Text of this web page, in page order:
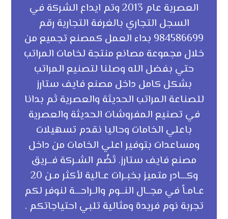
العصرية عام 2013 وتم ايداع الشركة في
السجل التجاري بالغرفة التجارية رقم
984586699 بداء العمل كمصنع تجميع من
خلال مجموعة مصانع منتجة لخامات المراتب
حتي بفضل الله وصلنا لتصنيع المراتب
بشكل كامل داخل مصنع فايف ستارز
للصناعة المراتب الحديثة والعصرية ثم بدانا
في تصنيع المفروشات الحديثة والعصرية
باعلي الخامات وحاليا نقدم تسهيلات
ومساعدات بتوفير اعلي الخامات من داخل
مصنع فايف ستارز. تَضُم الشـركة فــريق
وكـــادر متميز بخبـرات عـالية لأكثر مـن 20
عـامـاً في مجــال النــوم والـراحـــة لنوفر لكم
تجربة نوم فريدة ومثالية تلبي احتياجاتكم .